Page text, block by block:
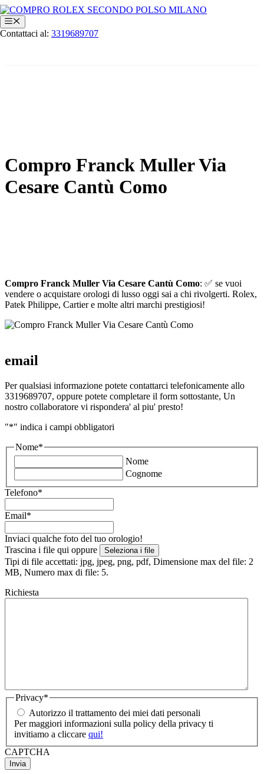
Vai
al
contenuto
Menu
Contattaci al: 3319689707
Compro Franck Muller Via
Cesare Cantù Como
Compro Franck Muller Via Cesare Cantù Como: ✅ se vuoi
vendere o acquistare orologi di lusso oggi sai a chi rivolgerti. Rolex,
Patek Philippe, Cartier e molte altri marchi prestigiosi!
email
Per qualsiasi informazione potete contattarci telefonicamente allo
3319689707, oppure potete completare il form sottostante, Un
nostro collaboratore vi rispondera' al piu' presto!
"*" indica i campi obbligatori
Nome*
Nome
Cognome
Telefono*
Email*
Inviaci qualche foto del tuo orologio!
Trascina i file qui oppure
Seleziona i file
Tipi di file accettati: jpg, jpeg, png, pdf, Dimensione max del file: 2
MB, Numero max di file: 5.
Richiesta
Privacy*
Autorizzo il trattamento dei miei dati personali
Per maggiori informazioni sulla policy della privacy ti
invitiamo a cliccare qui!
CAPTCHA